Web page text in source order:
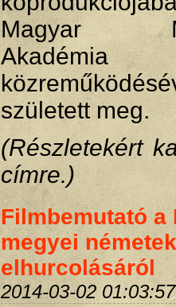
Magyar
Akadémia
született meg.
(Részletekért
címre.)
Filmbemutató a
megyei németek
elhurcolásáról
2014-03-02 01:03:57